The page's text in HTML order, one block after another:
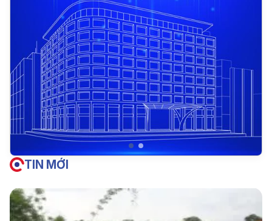
TIN MỚI